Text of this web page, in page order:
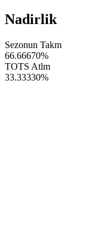
Nadirlik
Sezonun Takm
66.66670%
TOTS Atlm
33.33330%